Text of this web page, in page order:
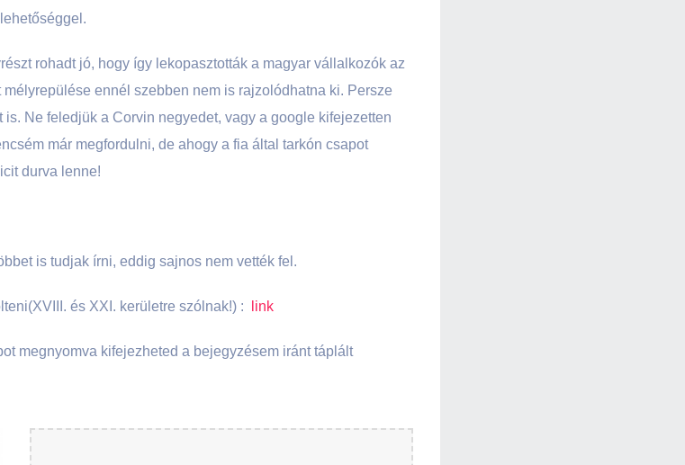
rohadt jó, hogy így lekopasztották a magyar vállalkozók az
ennél szebben nem is rajzolódhatna ki. Persze
Ne feledjük a Corvin negyedet, vagy a google kifejezetten
már megfordulni, de ahogy a fia által tarkón csapot
durva lenne!
is tudjak írni, eddig sajnos nem vették fel.
és XXI. kerületre szólnak!) : link
megnyomva kifejezheted a bejegyzésem iránt táplált